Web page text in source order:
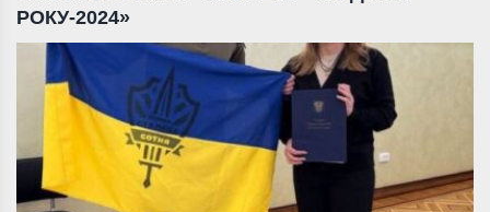
РОКУ-2024»